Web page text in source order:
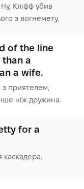
Кліфф убив
з вогнемету.
of the line
a
a wife.
з приятелем,
ніж дружина.
for a